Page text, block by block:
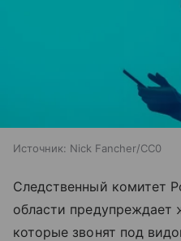
Источник: Nick Fancher/CC0
Следственный комитет
области предупреждает
которые звонят под